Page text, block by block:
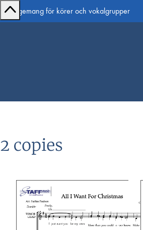
Arrangemang för körer och vokalgrupper
2 copies